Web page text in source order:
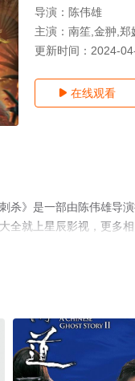
导演： 陈伟雄
主演： 南笙,金翀,郑
更新时间： 2024-
 在线观看
杀》是一部由陈伟雄导
全就上星辰影视，更多